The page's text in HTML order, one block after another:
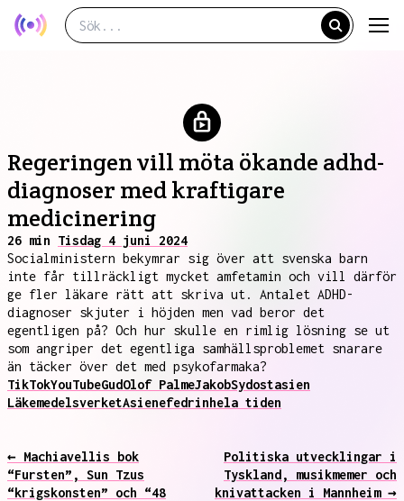
Regeringen vill möta ökande adhd-
diagnoser med kraftigare
medicinering
26 min Tisdag 4 juni 2024
Socialministern bekymrar sig över att svenska barn
inte får tillräckligt mycket amfetamin och vill därför
ge fler läkare rätt att skriva ut. Antalet ADHD-
diagnoser skjuter i höjden men vad beror det
egentligen på? Och hur skulle en rimlig lösning se ut
som angriper det egentliga samhällsproblemet snarare
än täcker över det med psykofarmaka?
TikTokYouTubeGudOlof PalmeJakobSydostasien
LäkemedelsverketAsienefedrinhela tiden
← Machiavellis bok
“Fursten”, Sun Tzus
“krigskonsten” och “48
Politiska utvecklingar i
Tyskland, musikmemer och
knivattacken i Mannheim →